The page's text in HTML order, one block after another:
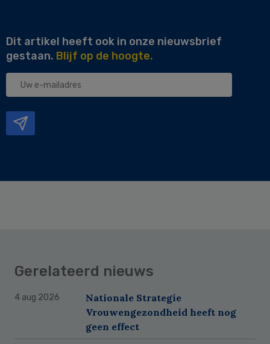
Dit artikel heeft ook in onze nieuwsbrief
gestaan. Blijf op de hoogte.
Uw
Gerelateerd nieuws
4 aug 2026
Nationale Strategie
Vrouwengezondheid heeft nog
geen effect